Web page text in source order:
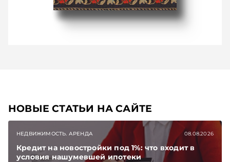
НОВЫЕ СТАТЬИ НА САЙТЕ
НЕДВИЖИМОСТЬ. АРЕНДА 08.08.2026
Кредит на новостройки под 1%: что входит в
условия нашумевшей ипотеки